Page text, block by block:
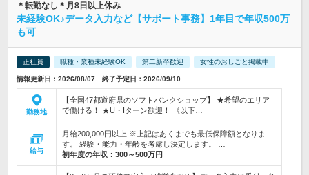
＊転勤なし＊月8日以上休み
未経験OK♪データ入力など【サポート事務】1年目で年収500万
も可
正社員 職種・業種未経験OK 第二新卒歓迎 女性のおしごと掲載中
情報更新日：2026/08/07 終了予定日：2026/09/10
勤務地
【全国47都道府県のソフトバンクショップ】 ★希望のエリア
で働ける！ ★U・Iターン歓迎！ 《以下…
給与
月給200,000円以上 ※上記はあくまでも最低保障額となりま
す。 経験・能力・年齢を考慮し決定します。 …
初年度の年収： 300～500万円